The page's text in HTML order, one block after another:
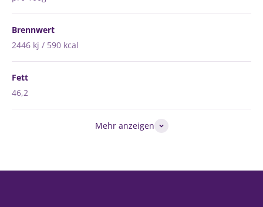
Brennwert
2446 kj / 590 kcal
Fett
46,2
Mehr anzeigen